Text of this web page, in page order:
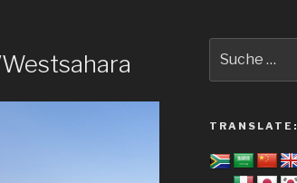
nach:
TRANSLATE: